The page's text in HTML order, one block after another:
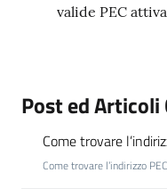
valide PEC
Post ed Articoli
Come trovare
Come trovare l’indirizzo